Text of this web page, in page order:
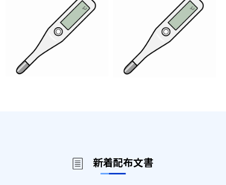
新着配布文書